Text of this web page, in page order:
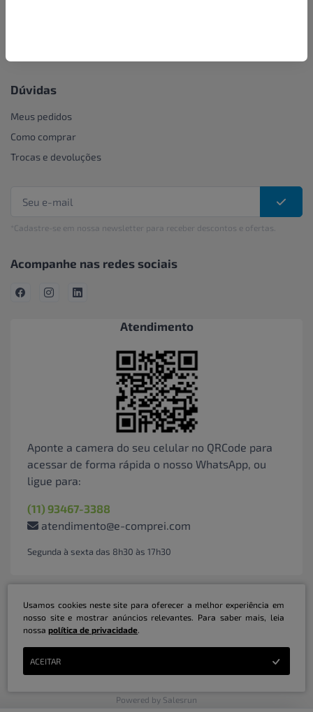
Dúvidas
Meus pedidos
Como comprar
Trocas e devoluções
*Cadastre-se em nossa newsletter para receber descontos e ofertas.
Acompanhe nas redes sociais
Atendimento
Aponte a camera do seu celular no QRCode para
acessar de forma rápida o nosso WhatsApp, ou
ligue para:
(11) 93467-3388
atendimento@e-comprei.com
Segunda à sexta das 8h30 às 17h30
Marketplace B2B Serviços Inteligentes Ltda | CNPJ: 31.415.786/0001-31 | ©
Powered by Salesrun
Usamos cookies neste site para oferecer a melhor experiência em
nosso site e mostrar anúncios relevantes. Para saber mais, leia
nossapolítica de privacidade.
ACEITAR